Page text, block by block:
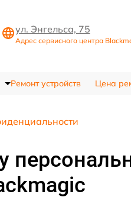
ул. Энгельса, 75
Адрес сервисного центра
Ремонт устройств Цена